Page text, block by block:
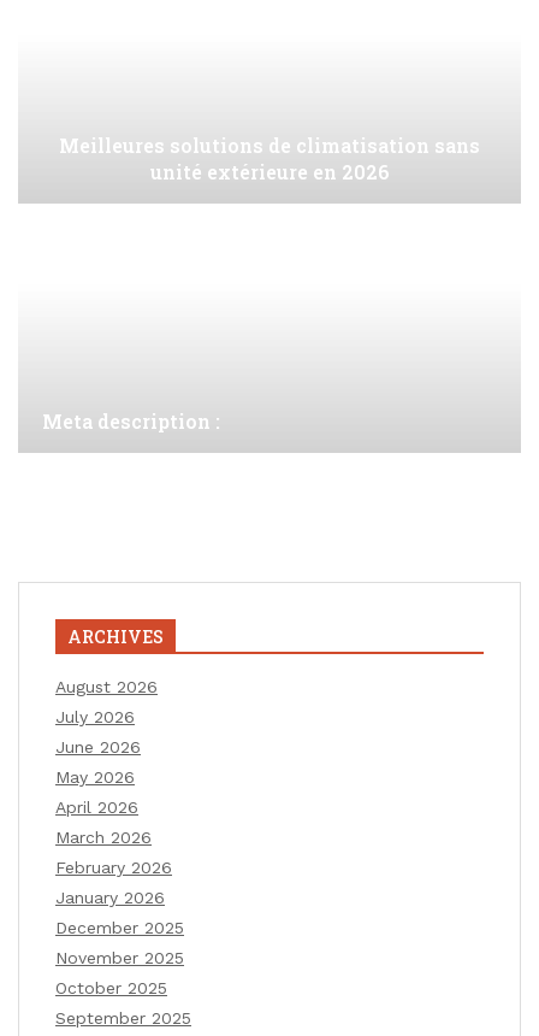
Meilleures solutions de climatisation sans
unité extérieure en 2026
Meta description :
ARCHIVES
August 2026
July 2026
June 2026
May 2026
April 2026
March 2026
February 2026
January 2026
December 2025
November 2025
October 2025
September 2025